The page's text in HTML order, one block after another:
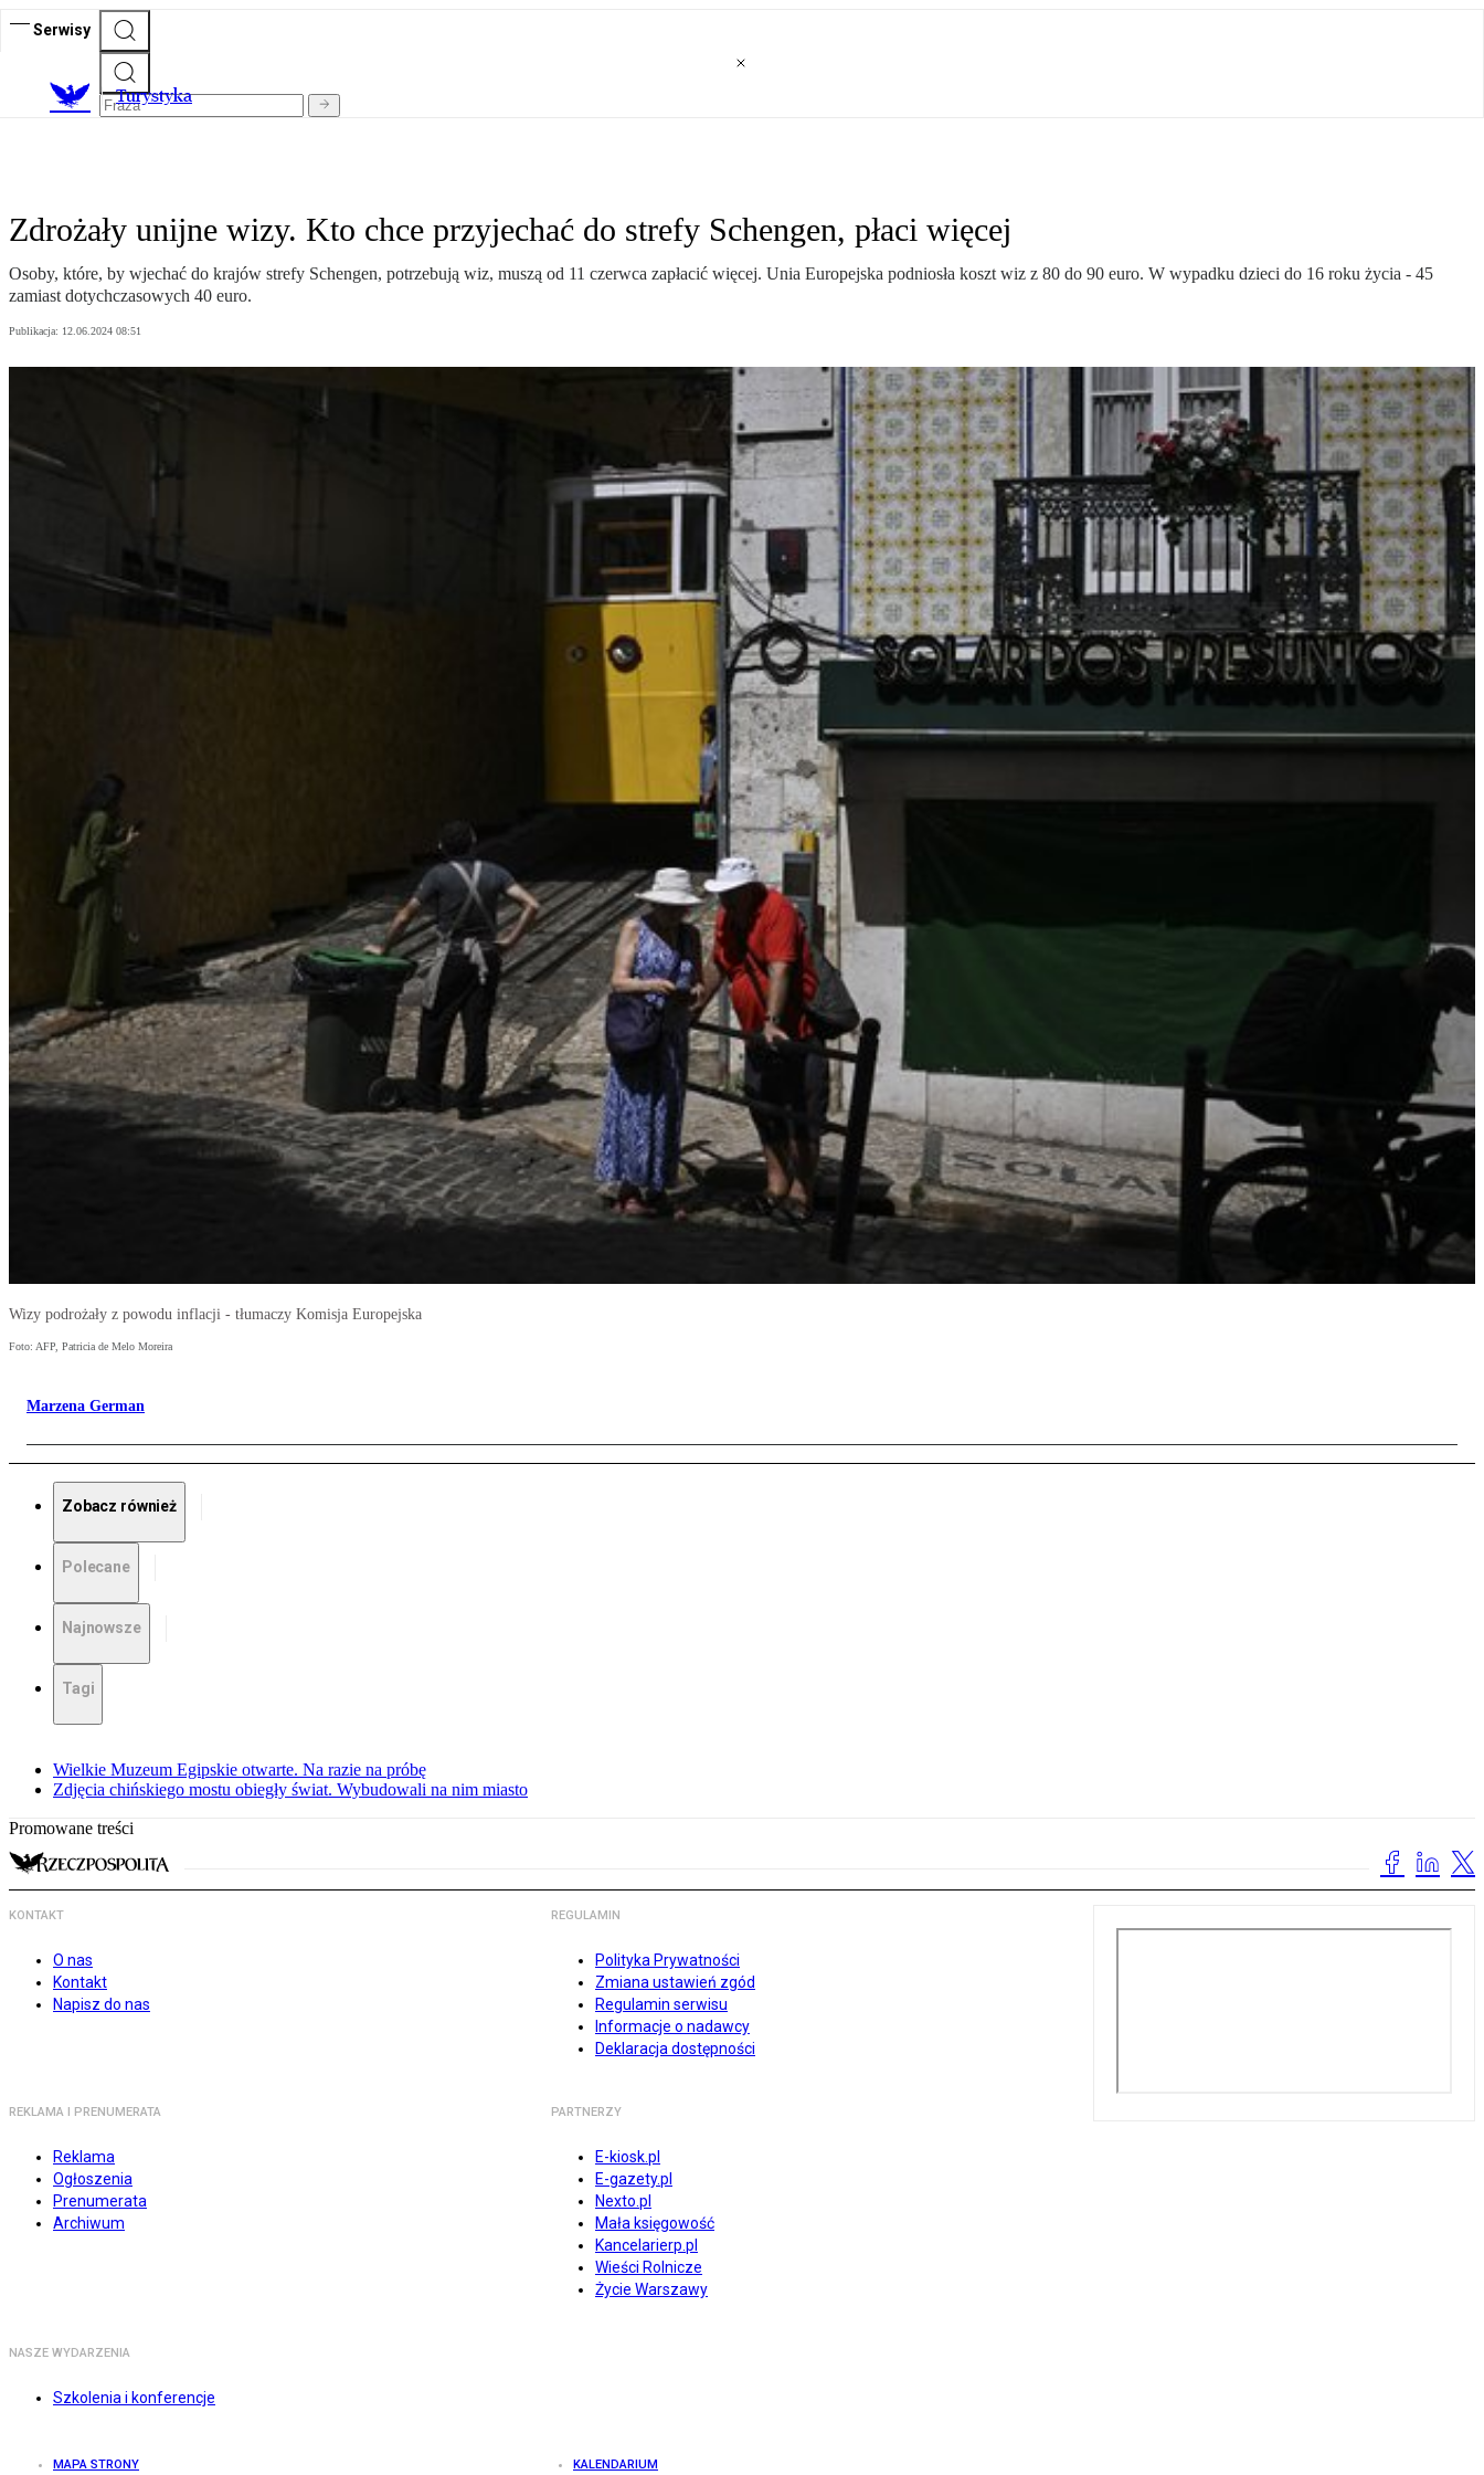
Serwisy
Turystyka
Zdrożały unijne wizy. Kto chce przyjechać do strefy Schengen, płaci więcej
Osoby, które, by wjechać do krajów strefy Schengen, potrzebują wiz, muszą od 11 czerwca zapłacić więcej. Unia Europejska podniosła koszt wiz z 80 do 90 euro. W wypadku dzieci do 16 roku życia - 45
zamiast dotychczasowych 40 euro.
Publikacja: 12.06.2024 08:51
Wizy podrożały z powodu inflacji - tłumaczy Komisja Europejska
Foto: AFP, Patricia de Melo Moreira
Marzena German
Zobacz również
Polecane
Najnowsze
Tagi
Wielkie Muzeum Egipskie otwarte. Na razie na próbę
Zdjęcia chińskiego mostu obiegły świat. Wybudowali na nim miasto
Promowane treści
KONTAKT
O nas
Kontakt
Napisz do nas
REGULAMIN
Polityka Prywatności
Zmiana ustawień zgód
Regulamin serwisu
Informacje o nadawcy
Deklaracja dostępności
REKLAMA I PRENUMERATA
Reklama
Ogłoszenia
Prenumerata
Archiwum
PARTNERZY
E-kiosk.pl
E-gazety.pl
Nexto.pl
Mała księgowość
Kancelarierp.pl
Wieści Rolnicze
Życie Warszawy
NASZE WYDARZENIA
Szkolenia i konferencje
MAPA STRONY KALENDARIUM